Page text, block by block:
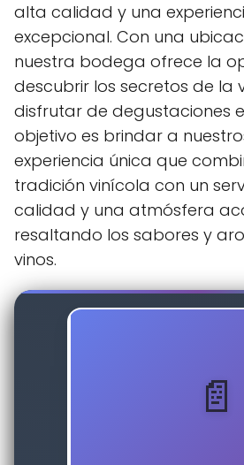
alta calidad y una
excepcional. Con una
nuestra bodega ofrece la
descubrir los secretos de la
disfrutar de degustaciones
objetivo es brindar a
experiencia única que
tradición vinícola con un
calidad y una atmósfera
resaltando los sabores y
vinos.